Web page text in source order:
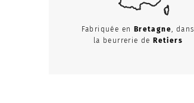
Fabriquée en Bretagne, dans
la beurrerie de Retiers